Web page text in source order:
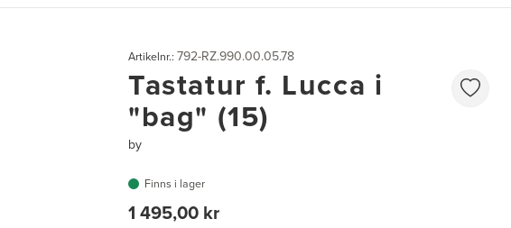
Artikelnr.: 792-RZ.990.00.05.78
Tastatur f. Lucca i
"bag" (15)
by
Finns i lager
1 495,00 kr